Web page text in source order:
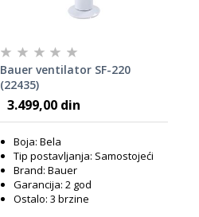
Bauer ventilator SF-220
(22435)
3.499,00 din
Boja: Bela
Tip postavljanja: Samostojeći
Brand: Bauer
Garancija: 2 god
Ostalo: 3 brzine